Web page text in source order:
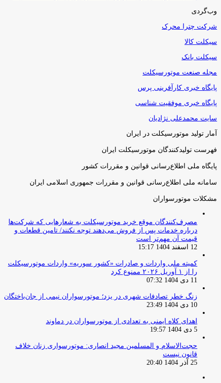
وب‌گردی
شرکت چترا محرک
سیکلت کالا
سیکلت بانک
مجله صنعت موتورسیکلت
پایگاه خبری کارآفرینی پرس
پایگاه خبری موفقیت شناسی
سایت محمدعلی نژادیان
آمار تولید موتورسیکلت در ایران
فهرست تولیدکنندگان موتورسیکلت ایران
پایگاه ملی اطلاع‌رسانی قوانین و مقررات کشور
سامانه ملی اطلاع‌رسانی قوانین و مقررات جمهوری اسلامی ایران
مشکلات موتورسواران
مصرف‌کنندگان موقع خرید موتورسیکلت به شعارهایی که شرکت‌ها
درباره خدمات پس از فروش می‌دهند توجه نکنند/ تامین قطعات و
قیمت آن مهم‌تر است
12 اسفند 1404 15:17
کمیته ملی واردات و صادرات «کشور سوریه» واردات موتورسیکلت
را از ۱ آوریل ۲۰۲۶ ممنوع کرد
11 دی 1404 07:32
زنگ خطر تصادفات شهری در یزد؛ موتورسواران نیمی از جان‌باختگان
10 دی 1404 23:49
اهدای کلاه ایمنی به تعدادی از موتورسواران در دماوند
5 دی 1404 19:57
حجت‌الاسلام و المسلمین مجید انصاری: موتورسواری زنان خلاف
قانون نیست
25 آذر 1404 20:40